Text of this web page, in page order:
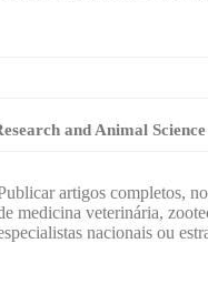
and Animal Science
artigos completos,
medicina veterinária,
nacionais ou